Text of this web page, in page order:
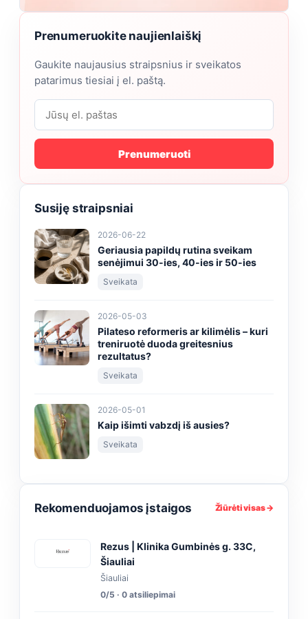
Prenumeruokite naujienlaiškį
Gaukite naujausius straipsnius ir sveikatos
patarimus tiesiai į el. paštą.
Prenumeruoti
Susiję straipsniai
2026-06-22
Geriausia papildų rutina sveikam
senėjimui 30-ies, 40-ies ir 50-ies
Sveikata
2026-05-03
Pilateso reformeris ar kilimėlis – kuri
treniruotė duoda greitesnius
rezultatus?
Sveikata
2026-05-01
Kaip išimti vabzdį iš ausies?
Sveikata
Rekomenduojamos įstaigos Žiūrėti visas →
Rezus | Klinika Gumbinės g. 33C,
Šiauliai
Šiauliai
0/5 · 0 atsiliepimai